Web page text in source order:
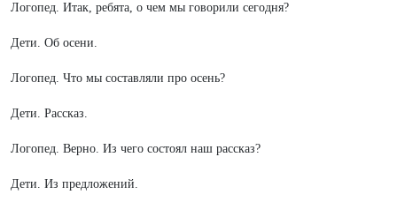
Логопед. Итак, ребята, о чем мы говорили сегодня?
Дети. Об осени.
Логопед. Что мы составляли про осень?
Дети. Рассказ.
Логопед. Верно. Из чего состоял наш рассказ?
Дети. Из предложений.